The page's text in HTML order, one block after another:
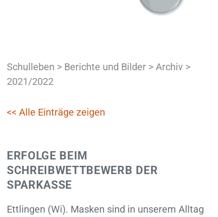
Schulleben > Berichte und Bilder> Archiv >
2021/2022
<< Alle Einträge zeigen
ERFOLGE BEIM
SCHREIBWETTBEWERB DER
SPARKASSE
Ettlingen (Wi). Masken sind in unserem Alltag